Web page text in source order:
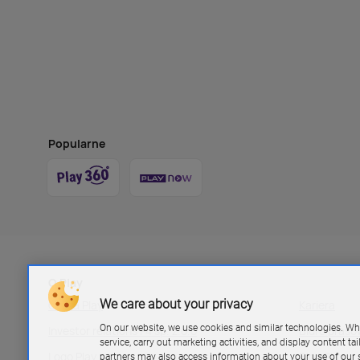
Popularne
O Play
Grupa Play
Investor relations P4 sp. z.o.o
Biuro
Blog Play
We care about your privacy
On our website, we use cookies and similar technologies.
service, carry out marketing activities, and display content
partners may also access information about your use of